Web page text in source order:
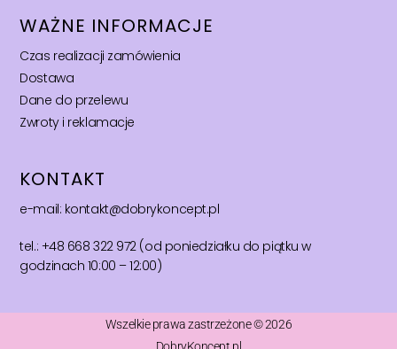
WAŻNE INFORMACJE
Czas realizacji zamówienia
Dostawa
Dane do przelewu
Zwroty i reklamacje
KONTAKT
e-mail: kontakt@dobrykoncept.pl
tel.: +48 668 322 972 (od poniedziałku do piątku w
godzinach 10:00 – 12:00)
Wszelkie prawa zastrzeżone © 2026
DobryKoncept.pl